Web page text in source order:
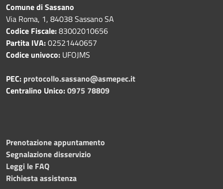
Comune di Sassano
Via Roma, 1, 84038 Sassano SA
Codice Fiscale:83002010656
Partita IVA:02521440657
Codice univoco: UFOJMS
PEC: protocollo.sassano@asmepec.it
Centralino Unico:0975 78809
Prenotazione appuntamento
Segnalazione disservizio
Leggi le FAQ
Richiesta assistenza